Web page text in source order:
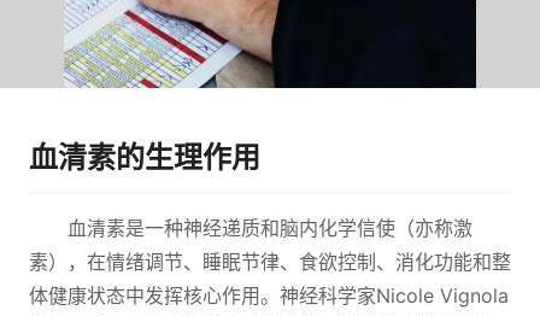
血清素的生理作用
血清素是一种神经递质和脑内化学信使（亦称激
素），在情绪调节、睡眠节律、食欲控制、消化功能和整
体健康状态中发挥核心作用。神经科学家Nicole Vignola